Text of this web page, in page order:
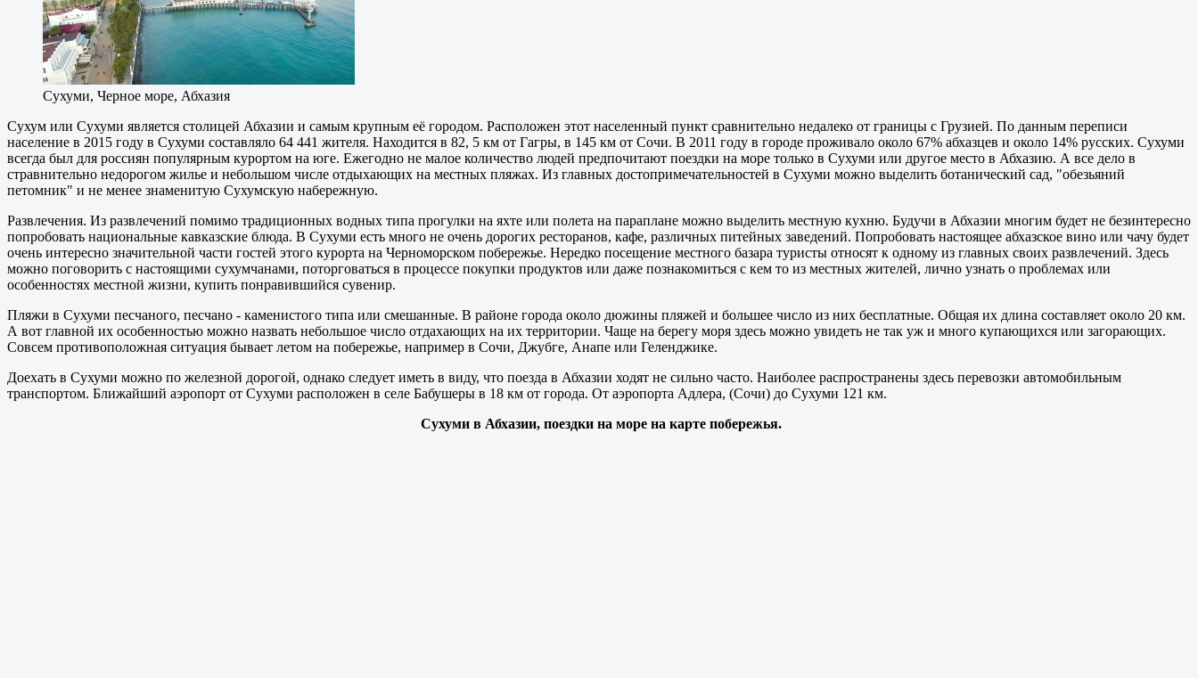
Сухуми, Черное море, Абхазия
Сухум или Сухуми является столицей Абхазии и самым крупным её городом. Расположен этот населенный пункт сравнительно недалеко от границы с Грузией. По данным переписи
население в 2015 году в Сухуми составляло 64 441 жителя. Находится в 82, 5 км от Гагры, в 145 км от Сочи. В 2011 году в городе проживало около 67% абхазцев и около 14% русских. Сухуми
всегда был для россиян популярным курортом на юге. Ежегодно не малое количество людей предпочитают поездки на море только в Сухуми или другое место в Абхазию. А все дело в
стравнительно недорогом жилье и небольшом числе отдыхающих на местных пляжах. Из главных достопримечательностей в Сухуми можно выделить ботанический сад, "обезьяний
петомник" и не менее знаменитую Сухумскую набережную.
Развлечения. Из развлечений помимо традиционных водных типа прогулки на яхте или полета на параплане можно выделить местную кухню. Будучи в Абхазии многим будет не безинтересно
попробовать национальные кавказские блюда. В Сухуми есть много не очень дорогих ресторанов, кафе, различных питейных заведений. Попробовать настоящее абхазское вино или чачу будет
очень интересно значительной части гостей этого курорта на Черноморском побережье. Нередко посещение местного базара туристы относят к одному из главных своих развлечений. Здесь
можно поговорить с настоящими сухумчанами, поторговаться в процессе покупки продуктов или даже познакомиться с кем то из местных жителей, лично узнать о проблемах или
особенностях местной жизни, купить понравившийся сувенир.
Пляжи в Сухуми песчаного, песчано - каменистого типа или смешанные. В районе города около дюжины пляжей и большее число из них бесплатные. Общая их длина составляет около 20 км.
А вот главной их особенностью можно назвать небольшое число отдахающих на их территории. Чаще на берегу моря здесь можно увидеть не так уж и много купающихся или загорающих.
Совсем противоположная ситуация бывает летом на побережье, например в Сочи, Джубге, Анапе или Геленджике.
Доехать в Сухуми можно по железной дорогой, однако следует иметь в виду, что поезда в Абхазии ходят не сильно часто. Наиболее распространены здесь перевозки автомобильным
транспортом. Ближайший аэропорт от Сухуми расположен в селе Бабушеры в 18 км от города. От аэропорта Адлера, (Сочи) до Сухуми 121 км.
Сухуми в Абхазии, поездки на море на карте побережья.